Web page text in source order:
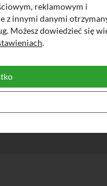
2016r.o Bankowym
systemu
reklamowym i
z innymi danymi
Możesz dowiedzieć się
.